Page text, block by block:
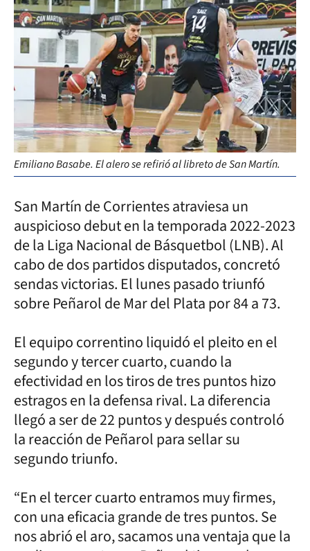
Emiliano Basabe. El alero se refirió al libreto de San Martín.
San Martín de Corrientes atraviesa un
auspicioso debut en la temporada 2022-2023
de la Liga Nacional de Básquetbol (LNB). Al
cabo de dos partidos disputados, concretó
sendas victorias. El lunes pasado triunfó
sobre Peñarol de Mar del Plata por 84 a 73.
El equipo correntino liquidó el pleito en el
segundo y tercer cuarto, cuando la
efectividad en los tiros de tres puntos hizo
estragos en la defensa rival. La diferencia
llegó a ser de 22 puntos y después controló
la reacción de Peñarol para sellar su
segundo triunfo.
“En el tercer cuarto entramos muy firmes,
con una eficacia grande de tres puntos. Se
nos abrió el aro, sacamos una ventaja que la